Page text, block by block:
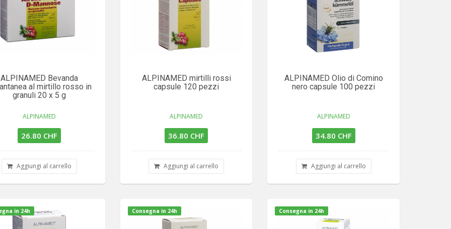
ALPINAMED Bevanda
al mirtillo rosso in
granuli 20 x 5 g
ALPINAMED
26.80 CHF
Aggiungi al carrello
ALPINAMED mirtilli rossi
capsule 120 pezzi
ALPINAMED
36.80 CHF
Aggiungi al carrello
ALPINAMED Olio di Comino
nero capsule 100 pezzi
ALPINAMED
34.80 CHF
Aggiungi al carrello
in 24h Consegna in 24h Consegna in 24h